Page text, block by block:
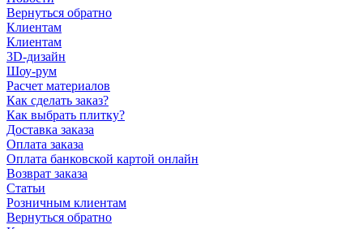
Вернуться обратно
Клиентам
Клиентам
3D-дизайн
Шоу-рум
Расчет материалов
Как сделать заказ?
Как выбрать плитку?
Доставка заказа
Оплата заказа
Оплата банковской картой онлайн
Возврат заказа
Статьи
Розничным клиентам
Вернуться обратно